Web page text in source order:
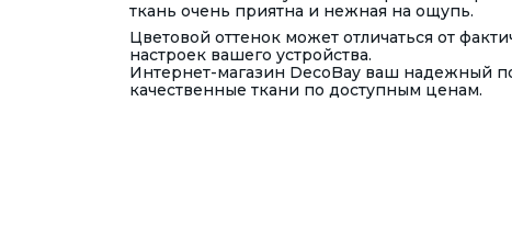
ткань очень приятна и нежная на ощупь.
Цветовой оттенок может отличаться от
настроек вашего устройства.
Интернет-магазин DecoBay ваш надежный
качественные ткани по доступным ценам.